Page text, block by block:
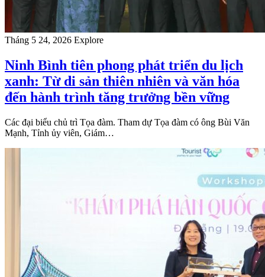
Tháng 5 24, 2026 Explore
Ninh Bình tiên phong phát triển du lịch
xanh: Từ di sản thiên nhiên và văn hóa
đến hành trình tăng trưởng bền vững
Các đại biểu chủ trì Tọa đàm. Tham dự Tọa đàm có ông Bùi Văn
Mạnh, Tỉnh ủy viên, Giám…